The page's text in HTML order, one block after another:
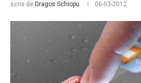
scris de Dragos Schiopu 06-03-2012